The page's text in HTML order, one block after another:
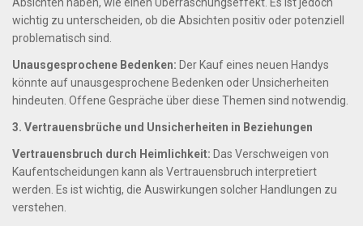
wichtig zu unterscheiden, ob die Absichten positiv oder potenziell
problematisch sind.
Unausgesprochene Bedenken: Der Kauf eines neuen Handys
könnte auf unausgesprochene Bedenken oder Unsicherheiten
hindeuten. Offene Gespräche über diese Themen sind notwendig.
3. Vertrauensbrüche und Unsicherheiten in Beziehungen
Vertrauensbruch durch Heimlichkeit: Das Verschweigen von
Kaufentscheidungen kann als Vertrauensbruch interpretiert
werden. Es ist wichtig, die Auswirkungen solcher Handlungen zu
verstehen.